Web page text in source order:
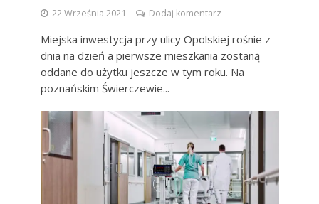
22 Września 2021 Dodaj komentarz
Miejska inwestycja przy ulicy Opolskiej rośnie z
dnia na dzień a pierwsze mieszkania zostaną
oddane do użytku jeszcze w tym roku. Na
poznańskim Świerczewie...